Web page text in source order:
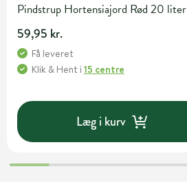
Pindstrup Hortensiajord Rød 20 liter
59,95 kr.
Få leveret
Klik & Hent i 15 centre
Læg i kurv